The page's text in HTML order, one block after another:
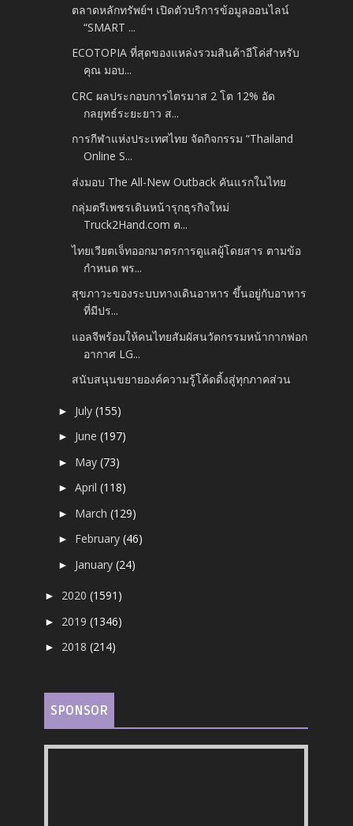
ตลาดหลักทรัพย์ฯ เปิดตัวบริการข้อมูลออนไลน์
“SMART ...
ECOTOPIA ที่สุดของแหล่งรวมสินค้าอีโค่สำหรับ
คุณ มอบ...
CRC ผลประกอบการไตรมาส 2 โต 12% อัด
กลยุทธ์ระยะยาว ส...
การกีฬาแห่งประเทศไทย จัดกิจกรรม “Thailand
Online S...
ส่งมอบ The All-New Outback คันแรกในไทย
กลุ่มตรีเพชรเดินหน้ารุกธุรกิจใหม่
Truck2Hand.com ต...
ไทยเวียตเจ็ทออกมาตรการดูแลผู้โดยสาร ตามข้อ
กำหนด พร...
สุขภาวะของระบบทางเดินอาหาร ขึ้นอยู่กับอาหาร
ที่มีปร...
แอลจีพร้อมให้คนไทยสัมผัสนวัตกรรมหน้ากากฟอก
อากาศ LG...
สนับสนุนขยายองค์ความรู้โค้ดดิ้งสู่ทุกภาคส่วน
► July(155)
► June(197)
► May(73)
►April(118)
► March(129)
► February(46)
► January(24)
► 2020(1591)
► 2019(1346)
► 2018(214)
SPONSOR